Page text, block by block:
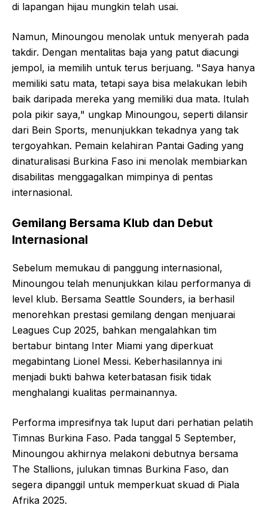
di lapangan hijau mungkin telah usai.
Namun, Minoungou menolak untuk menyerah pada
takdir. Dengan mentalitas baja yang patut diacungi
jempol, ia memilih untuk terus berjuang. "Saya hanya
memiliki satu mata, tetapi saya bisa melakukan lebih
baik daripada mereka yang memiliki dua mata. Itulah
pola pikir saya," ungkap Minoungou, seperti dilansir
dari Bein Sports, menunjukkan tekadnya yang tak
tergoyahkan. Pemain kelahiran Pantai Gading yang
dinaturalisasi Burkina Faso ini menolak membiarkan
disabilitas menggagalkan mimpinya di pentas
internasional.
Gemilang Bersama Klub dan Debut
Internasional
Sebelum memukau di panggung internasional,
Minoungou telah menunjukkan kilau performanya di
level klub. Bersama Seattle Sounders, ia berhasil
menorehkan prestasi gemilang dengan menjuarai
Leagues Cup 2025, bahkan mengalahkan tim
bertabur bintang Inter Miami yang diperkuat
megabintang Lionel Messi. Keberhasilannya ini
menjadi bukti bahwa keterbatasan fisik tidak
menghalangi kualitas permainannya.
Performa impresifnya tak luput dari perhatian pelatih
Timnas Burkina Faso. Pada tanggal 5 September,
Minoungou akhirnya melakoni debutnya bersama
The Stallions, julukan timnas Burkina Faso, dan
segera dipanggil untuk memperkuat skuad di Piala
Afrika 2025.